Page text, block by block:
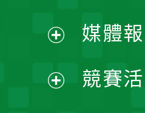
媒體
競賽
開